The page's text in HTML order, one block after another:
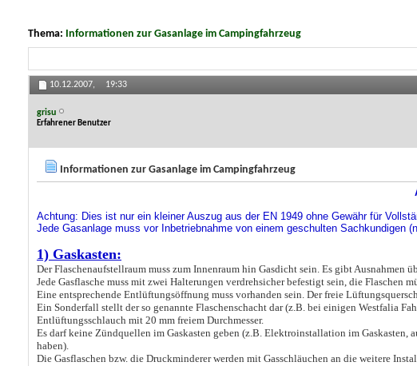
Thema: Informationen zur Gasanlage im Campingfahrzeug
10.12.2007, 19:33
grisu
Erfahrener Benutzer
Informationen zur Gasanlage im Campingfahrzeug
Achtung: Dies ist nur ein kleiner Auszug aus der EN 1949 ohne Gewähr für
Jede Gasanlage muss vor Inbetriebnahme von einem geschulten Sachkundigen
1) Gaskasten:
Der Flaschenaufstellraum muss zum Innenraum hin Gasdicht sein. Es gibt Ausnahmen
Jede Gasflasche muss mit zwei Halterungen verdrehsicher befestigt sein, die Flaschen
Eine entsprechende Entlüftungsöffnung muss vorhanden sein. Der freie
Ein Sonderfall stellt der so genannte Flaschenschacht dar (z.B. bei einigen Westfalia
Entlüftungsschlauch mit 20 mm freiem Durchmesser.
Es darf keine Zündquellen im Gaskasten geben (z.B. Elektroinstallation im Gaskasten,
haben).
Die Gasflaschen bzw. die Druckminderer werden mit Gasschläuchen an die weitere